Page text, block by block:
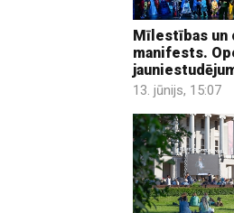
Mīlestības un
manifests.
13. jūnijs, 15:07